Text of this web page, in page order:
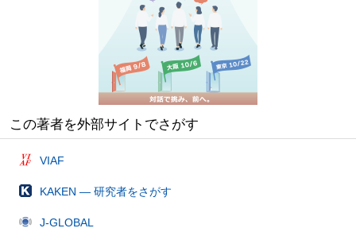
この著者を外部サイトでさがす
VIAF
KAKEN — 研究者をさがす
J-GLOBAL